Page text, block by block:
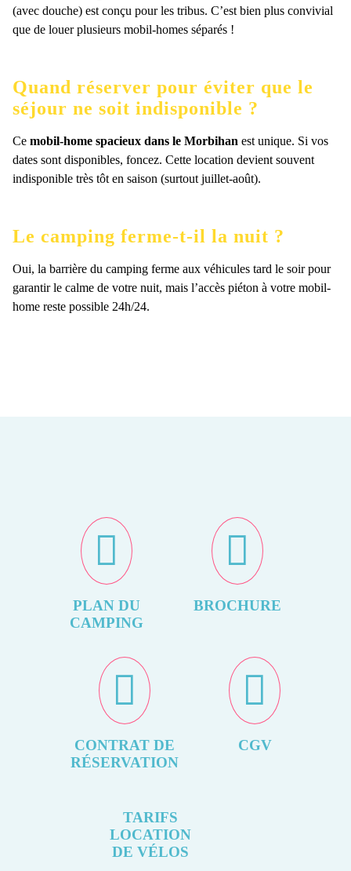
(avec douche) est conçu pour les tribus. C’est bien plus convivial
que de louer plusieurs mobil-homes séparés !
Quand réserver pour éviter que le
séjour ne soit indisponible ?
Ce mobil-home spacieux dans le Morbihan est unique. Si vos
dates sont disponibles, foncez. Cette location devient souvent
indisponible très tôt en saison (surtout juillet-août).
Le camping ferme-t-il la nuit ?
Oui, la barrière du camping ferme aux véhicules tard le soir pour
garantir le calme de votre nuit, mais l’accès piéton à votre mobil-
home reste possible 24h/24.
PLAN DU
CAMPING
BROCHURE
CONTRAT DE
RÉSERVATION
CGV
TARIFS
LOCATION
DE VÉLOS